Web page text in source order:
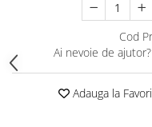
Cod
Ai nevoie de ajutor?
Adauga la